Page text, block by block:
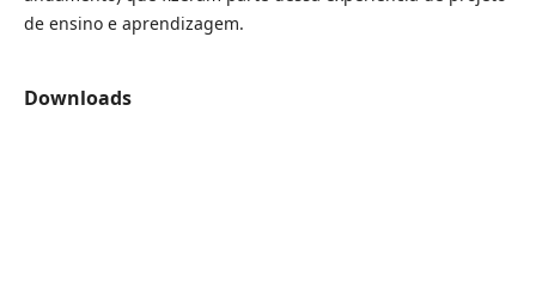
de ensino e aprendizagem.
Downloads